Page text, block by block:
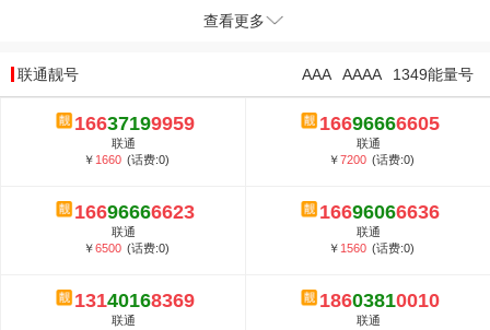
查看更多
联通靓号 1349能量号
AAAA
AAA
16637199959
联通
￥ 1660 (话费:0)
16696666605
联通
￥7200 (话费:0)
16696666623
联通
￥6500 (话费:0)
16696066636
联通
￥ 1560 (话费:0)
13140168369
联通
18603810010
联通